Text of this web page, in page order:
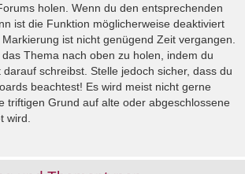
holen. Wenn du den entsprechenden
ist die Funktion möglicherweise deaktiviert
ist nicht genügend Zeit vergangen.
Thema nach oben zu holen, indem du
schreibst. Stelle jedoch sicher, dass du
beachtest! Es wird meist nicht gerne
triftigen Grund auf alte oder abgeschlossene
wird.